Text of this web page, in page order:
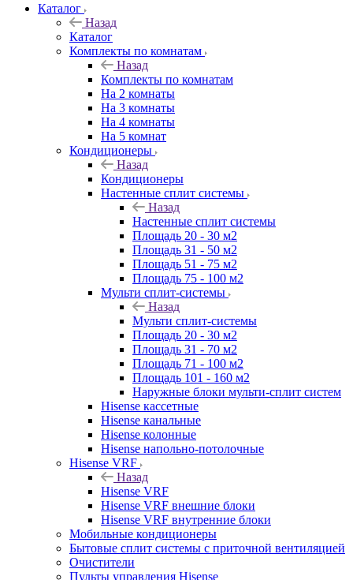
Каталог
Назад
Каталог
Комплекты по комнатам
Назад
Комплекты по комнатам
На 2 комнаты
На 3 комнаты
На 4 комнаты
На 5 комнат
Кондиционеры
Назад
Кондиционеры
Настенные сплит системы
Назад
Настенные сплит системы
Площадь 20 - 30 м2
Площадь 31 - 50 м2
Площадь 51 - 75 м2
Площадь 75 - 100 м2
Мульти сплит-системы
Назад
Мульти сплит-системы
Площадь 20 - 30 м2
Площадь 31 - 70 м2
Площадь 71 - 100 м2
Площадь 101 - 160 м2
Наружные блоки мульти-сплит систем
Hisense кассетные
Hisense канальные
Hisense колонные
Hisense напольно-потолочные
Hisense VRF
Назад
Hisense VRF
Hisense VRF внешние блоки
Hisense VRF внутренние блоки
Мобильные кондиционеры
Бытовые сплит системы с приточной вентиляцией
Очистители
Пульты управления Hisense